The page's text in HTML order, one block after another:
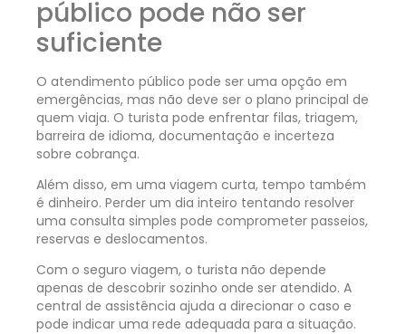
público pode não ser
suficiente
O atendimento público pode ser uma opção em
emergências, mas não deve ser o plano principal de
quem viaja. O turista pode enfrentar filas, triagem,
barreira de idioma, documentação e incerteza
sobre cobrança.
Além disso, em uma viagem curta, tempo também
é dinheiro. Perder um dia inteiro tentando resolver
uma consulta simples pode comprometer passeios,
reservas e deslocamentos.
Com o seguro viagem, o turista não depende
apenas de descobrir sozinho onde ser atendido. A
central de assistência ajuda a direcionar o caso e
pode indicar uma rede adequada para a situação.